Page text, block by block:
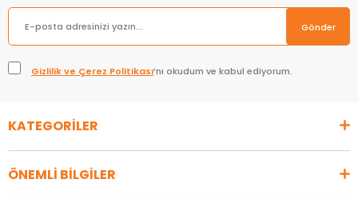
Gönder
Gizlilik ve Çerez Politikası’nı okudum ve kabul ediyorum.
KATEGORİLER
ÖNEMLİ BİLGİLER